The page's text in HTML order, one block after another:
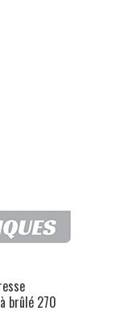
brûlé 270